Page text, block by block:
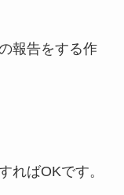
報告をする作
ればOKです。